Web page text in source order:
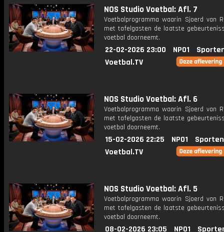
NOS Studio Voetbal: Afl. 7
Voetbalprogramma waarin Sjoerd van
met tafelgasten de laatste
voetbal doorneemt.
22-02-2026 23:00 NPO1
Voetbal.TV
NOS Studio Voetbal: Afl. 6
Voetbalprogramma waarin Sjoerd van
met tafelgasten de laatste
voetbal doorneemt.
15-02-2026 22:25 NPO1
Voetbal.TV
NOS Studio Voetbal: Afl. 5
Voetbalprogramma waarin Sjoerd van
met tafelgasten de laatste
voetbal doorneemt.
08-02-2026 23:05 NPO1